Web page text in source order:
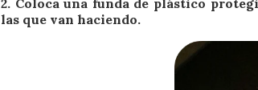
2. Coloca una funda de plástico
las que van haciendo.